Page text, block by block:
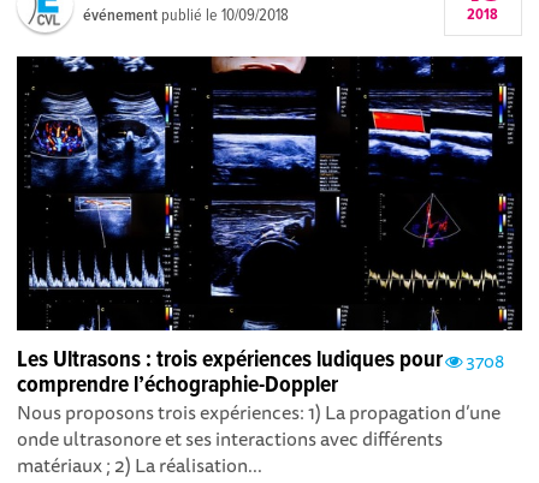
événement publié le10/09/2018 2018
3708
Les Ultrasons : trois expériences ludiques pour
comprendre l’échographie-Doppler
Nous proposons trois expériences: 1) La propagation d’une
onde ultrasonore et ses interactions avec différents
matériaux ; 2) La réalisation...